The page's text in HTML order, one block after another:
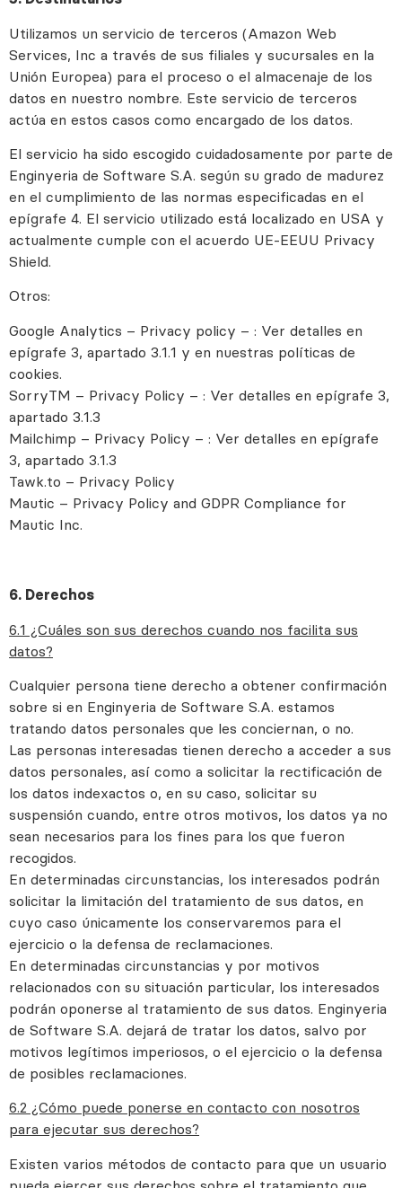
Utilizamos un servicio de terceros (Amazon Web
Services, Inc a través de sus filiales y sucursales en la
Unión Europea) para el proceso o el almacenaje de los
datos en nuestro nombre. Este servicio de terceros
actúa en estos casos como encargado de los datos.
El servicio ha sido escogido cuidadosamente por parte de
Enginyeria de Software S.A. según su grado de madurez
en el cumplimiento de las normas especificadas en el
epígrafe 4. El servicio utilizado está localizado en USA y
actualmente cumple con el acuerdo UE-EEUU Privacy
Shield.
Otros:
Google Analytics – Privacy policy – : Ver detalles en
epígrafe 3, apartado 3.1.1 y en nuestras políticas de
cookies.
SorryTM – Privacy Policy – : Ver detalles en epígrafe 3,
apartado 3.1.3
Mailchimp – Privacy Policy – : Ver detalles en epígrafe
3, apartado 3.1.3
Tawk.to – Privacy Policy
Mautic – Privacy Policy and GDPR Compliance for
Mautic Inc.
6. Derechos
6.1 ¿Cuáles son sus derechos cuando nos facilita sus
datos?
Cualquier persona tiene derecho a obtener confirmación
sobre si en Enginyeria de Software S.A. estamos
tratando datos personales que les conciernan, o no.
Las personas interesadas tienen derecho a acceder a sus
datos personales, así como a solicitar la rectificación de
los datos indexactos o, en su caso, solicitar su
suspensión cuando, entre otros motivos, los datos ya no
sean necesarios para los fines para los que fueron
recogidos.
En determinadas circunstancias, los interesados podrán
solicitar la limitación del tratamiento de sus datos, en
cuyo caso únicamente los conservaremos para el
ejercicio o la defensa de reclamaciones.
En determinadas circunstancias y por motivos
relacionados con su situación particular, los interesados
podrán oponerse al tratamiento de sus datos. Enginyeria
de Software S.A. dejará de tratar los datos, salvo por
motivos legítimos imperiosos, o el ejercicio o la defensa
de posibles reclamaciones.
6.2 ¿Cómo puede ponerse en contacto con nosotros
para ejecutar sus derechos?
Existen varios métodos de contacto para que un usuario